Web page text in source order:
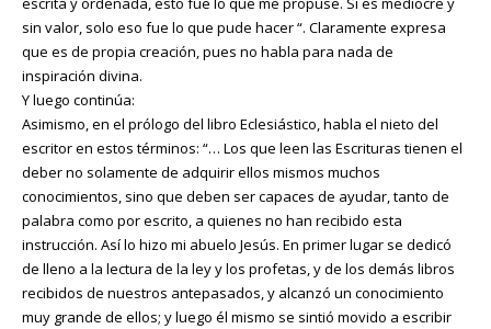
sin valor, solo eso fue lo que pude hacer “. Claramente expresa
que es de propia creación, pues no habla para nada de
inspiración divina.
Y luego continúa:
Asimismo, en el prólogo del libro Eclesiástico, habla el nieto del
escritor en estos términos: “… Los que leen las Escrituras tienen el
deber no solamente de adquirir ellos mismos muchos
conocimientos, sino que deben ser capaces de ayudar, tanto de
palabra como por escrito, a quienes no han recibido esta
instrucción. Así lo hizo mi abuelo Jesús. En primer lugar se dedicó
de lleno a la lectura de la ley y los profetas, y de los demás libros
recibidos de nuestros antepasados, y alcanzó un conocimiento
muy grande de ellos; y luego él mismo se sintió movido a escribir